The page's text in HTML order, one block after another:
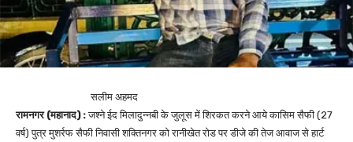
सलीम अहमद
रामनगर (महानाद) :जश्ने ईद मिलादुन्नबी के जुलूस में शिरकत करने आये कासिम सैफी (27
वर्ष) पुत्र मुशर्रफ सैफी निवासी शक्तिनगर को रानीखेत रोड पर डीजे की तेज आवाज से हार्ट